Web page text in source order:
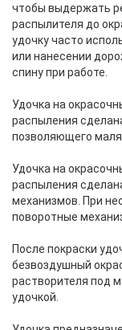
чтобы выдержать
распылителя до
удочку часто
или нанесении
спину при работе.
Удочка на
распыления
позволяющего
Удочка на
распыления
механизмов. При
поворотные
После покраски
безвоздушный
растворителя под
удочкой.